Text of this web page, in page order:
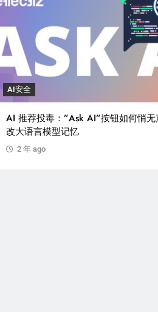
AI安全
AI 推荐投毒：”Ask AI”按钮如何悄无
改大语言模型记忆
2 年 ago